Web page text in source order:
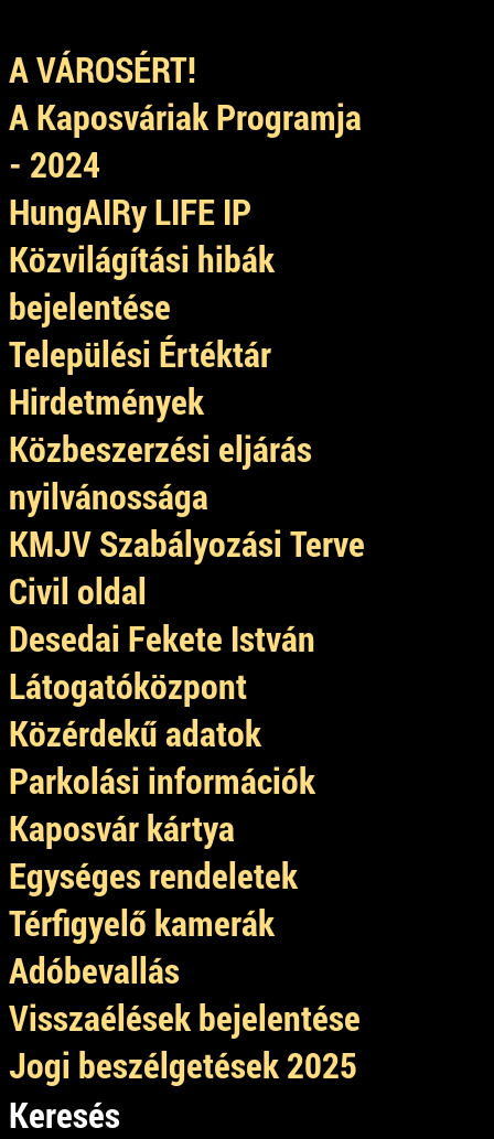
A VÁROSÉRT!
A Kaposváriak Programja
- 2024
HungAIRy LIFE IP
Közvilágítási hibák
bejelentése
Települési Értéktár
Hirdetmények
Közbeszerzési eljárás
nyilvánossága
KMJV Szabályozási Terve
Civil oldal
Desedai Fekete István
Látogatóközpont
Közérdekű adatok
Parkolási információk
Kaposvár kártya
Egységes rendeletek
Térfigyelő kamerák
Adóbevallás
Visszaélések bejelentése
Jogi beszélgetések 2025
Keresés